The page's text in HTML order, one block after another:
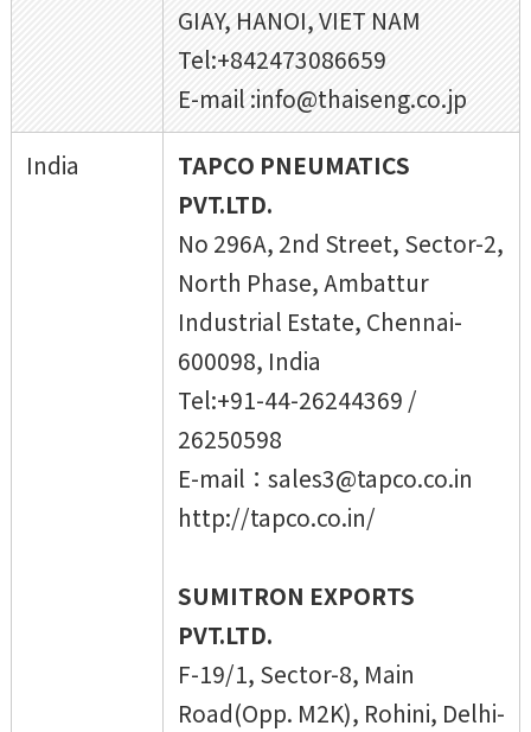
GIAY, HANOI, VIET NAM
Tel:+842473086659
E-mail :info@thaiseng.co.jp
India
TAPCO PNEUMATICS
PVT.LTD.
No 296A, 2nd Street, Sector-2,
North Phase, Ambattur
Industrial Estate, Chennai-
600098, India
Tel:+91-44-26244369 /
26250598
E-mail：sales3@tapco.co.in
http://tapco.co.in/
SUMITRON EXPORTS
PVT.LTD.
F-19/1, Sector-8, Main
Road(Opp. M2K), Rohini, Delhi-